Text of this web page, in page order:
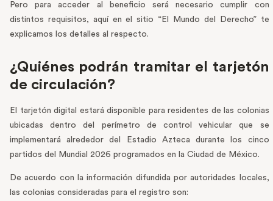
Pero para acceder al beneficio será necesario cumplir con
distintos requisitos, aquí en el sitio “El Mundo del Derecho” te
explicamos los detalles al respecto.
¿Quiénes podrán tramitar el tarjetón
de circulación?
El tarjetón digital estará disponible para residentes de las colonias
ubicadas dentro del perímetro de control vehicular que se
implementará alrededor del Estadio Azteca durante los cinco
partidos del Mundial 2026 programados en la Ciudad de México.
De acuerdo con la información difundida por autoridades locales,
las colonias consideradas para el registro son: